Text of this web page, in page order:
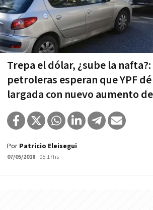
Trepa el dólar, ¿sube la nafta?:
petroleras esperan que YPF
largada con nuevo aumento
Por Patricio Eleisegui
07/05/2018- 05:17hs